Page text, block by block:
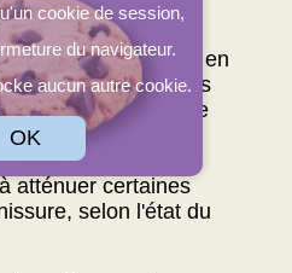
aider à nettoyer en
délicates (faites
sur une petite zone
taches
atténuer certaines
selon l'état du
cookie de session,
du navigateur.
aucun autre cookie.
OK